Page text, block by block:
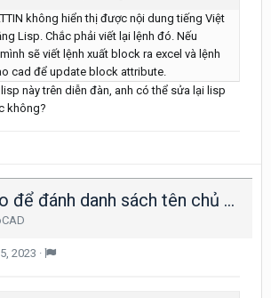
không hiển thị được nội dung tiếng Việt
Lisp. Chắc phải viết lại lệnh đó. Nếu
sẽ viết lệnh xuất block ra excel và lệnh
cad để update block attribute.
này trên diễn đàn, anh có thể sửa lại lisp
không?
Làm cách nào để đánh danh sách tên chủ đầu tư và địa chỉ vào khung bản vẽ nhanh nhất
2023 ·